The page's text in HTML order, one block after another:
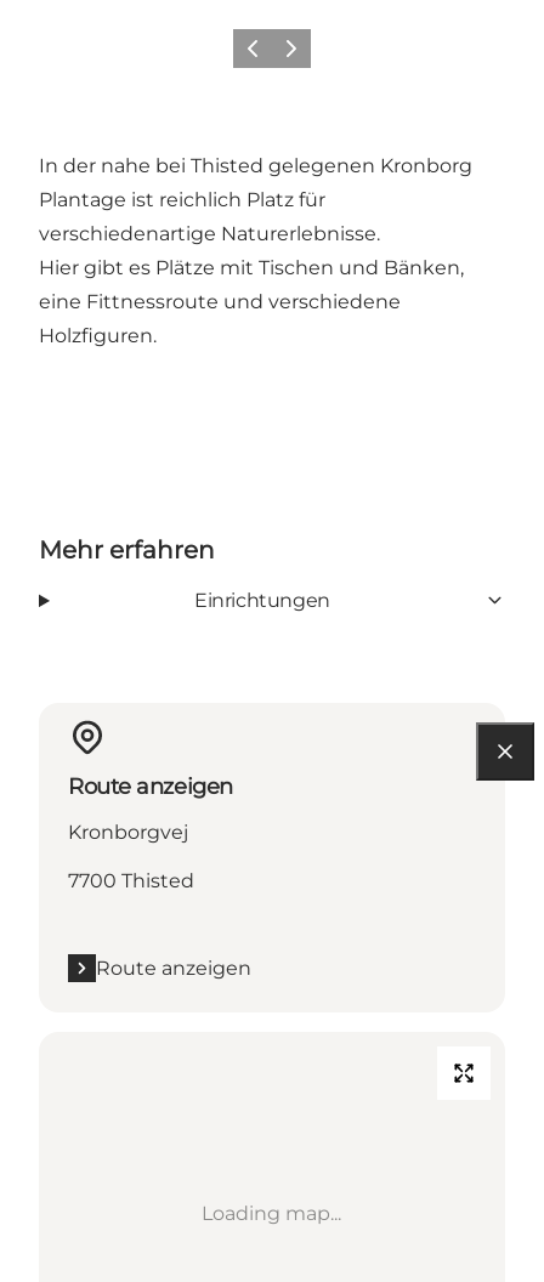
ZurückWeiter
In der nahe bei Thisted gelegenen Kronborg
Plantage ist reichlich Platz für
verschiedenartige Naturerlebnisse.
Hier gibt es Plätze mit Tischen und Bänken,
eine Fittnessroute und verschiedene
Holzfiguren.
Mehr erfahren
Einrichtungen
Route anzeigen
Kronborgvej
7700 Thisted
Route anzeigen
Loading map...